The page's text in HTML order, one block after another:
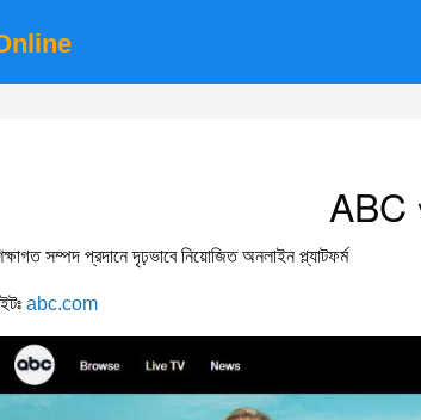
ABC
সম্পদ প্রদানে দৃঢ়ভাবে নিয়োজিত অনলাইন প্ল্যাটফর্ম
abc.com